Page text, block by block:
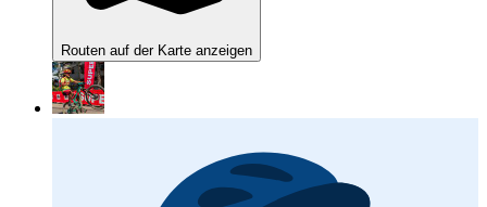
Routen auf der Karte anzeigen